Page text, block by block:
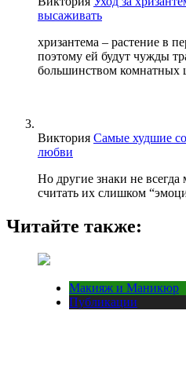
высаживать
хризантема – растение в
поэтому ей будут чужды
большинством комнатных
Виктория Самые худшие
любви
Но другие знаки не всегда
считать их слишком
Читайте также:
Макияж и Маникюр
Публикации